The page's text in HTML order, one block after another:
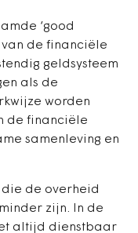
‘good
van de financiële
geldsysteem
als de
worden
de financiële
samenleving en
die de overheid
zijn. In de
altijd dienstbaar